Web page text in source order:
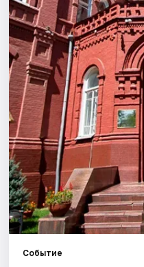
Города
Площадки
Артисты
Рейтинги
Событие